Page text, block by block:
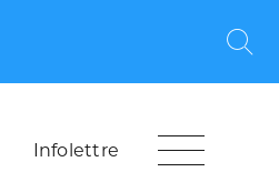
Infolettre